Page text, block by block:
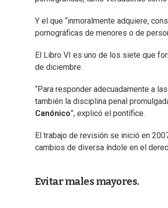
Y el que “inmoralmente adquiere,
pornográficas de menores o de
El Libro VI es uno de los siete que
de diciembre.
“Para responder adecuadamente a
también la disciplina penal
Canónico”, explicó el pontífice.
El trabajo de revisión se inició en
cambios de diversa índole en el
Evitar males mayores.